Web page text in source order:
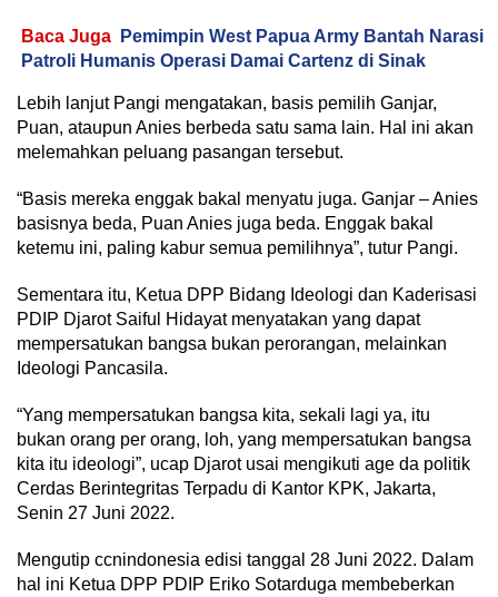
Baca Juga
Pemimpin West Papua Army Bantah Narasi
Patroli Humanis Operasi Damai Cartenz di Sinak
Lebih lanjut Pangi mengatakan, basis pemilih Ganjar,
Puan, ataupun Anies berbeda satu sama lain. Hal ini akan
melemahkan peluang pasangan tersebut.
“Basis mereka enggak bakal menyatu juga. Ganjar – Anies
basisnya beda, Puan Anies juga beda. Enggak bakal
ketemu ini, paling kabur semua pemilihnya”, tutur Pangi.
Sementara itu, Ketua DPP Bidang Ideologi dan Kaderisasi
PDIP Djarot Saiful Hidayat menyatakan yang dapat
mempersatukan bangsa bukan perorangan, melainkan
Ideologi Pancasila.
“Yang mempersatukan bangsa kita, sekali lagi ya, itu
bukan orang per orang, loh, yang mempersatukan bangsa
kita itu ideologi”, ucap Djarot usai mengikuti age da politik
Cerdas Berintegritas Terpadu di Kantor KPK, Jakarta,
Senin 27 Juni 2022.
Mengutip ccnindonesia edisi tanggal 28 Juni 2022. Dalam
hal ini Ketua DPP PDIP Eriko Sotarduga membeberkan